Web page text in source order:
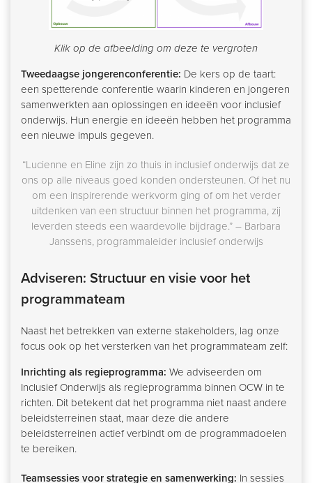
Klik op de afbeelding om deze te vergroten
Tweedaagse jongerenconferentie: De kers op de taart:
een spetterende conferentie waarin kinderen en jongeren
samenwerkten aan oplossingen en ideeën voor inclusief
onderwijs. Hun energie en ideeën hebben het programma
een nieuwe impuls gegeven.
“Lucienne en Eline zijn zo thuis in inclusief onderwijs dat ze
ons op alle niveaus goed konden ondersteunen. Of het nu
om een inspirerende werkvorm ging of om het verder
uitdenken van een structuur binnen het programma, zij
leverden steeds een waardevolle bijdrage.” – Barbara
Janssens, programmaleider inclusief onderwijs
Adviseren: Structuur en visie voor het
programmateam
Naast het betrekken van externe stakeholders, lag onze
focus ook op het versterken van het programmateam zelf:
Inrichting als regieprogramma: We adviseerden om
Inclusief Onderwijs als regieprogramma binnen OCW in te
richten. Dit betekent dat het programma niet naast andere
beleidsterreinen staat, maar deze die andere
beleidsterreinen actief verbindt om de programmadoelen
te bereiken.
Teamsessies voor strategie en samenwerking: In sessies